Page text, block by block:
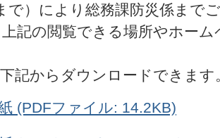
で）により総務課防災係まで
記の閲覧できる場所やホー
記からダウンロードできます
(PDFファイル: 14.2KB)